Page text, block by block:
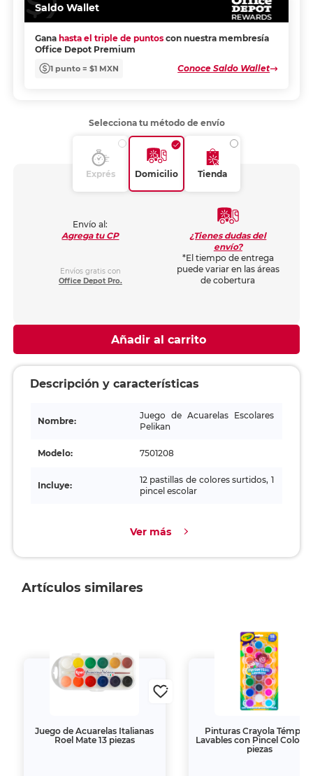
Saldo Wallet
Gana hasta el triple de puntos con nuestra membresía
Office Depot Premium
1 punto = $1 MXN Conoce Saldo Wallet
Selecciona tu método de envío
Exprés Domicilio Tienda
Envío al:
Agrega tu CP
Envíos gratis con
Office Depot Pro.
¿Tienes dudas del
envío?
*El tiempo de entrega
puede variar en las áreas
de cobertura
Añadir al carrito
Descripción y características
Nombre:
Juego de Acuarelas Escolares
Pelikan
Modelo: 7501208
Incluye:
12 pastillas de colores surtidos, 1
pincel escolar
Ver más
Artículos similares
Juego de Acuarelas Italianas
Roel Mate 13 piezas
Pinturas Crayola
Lavables con Pincel Colores
piezas